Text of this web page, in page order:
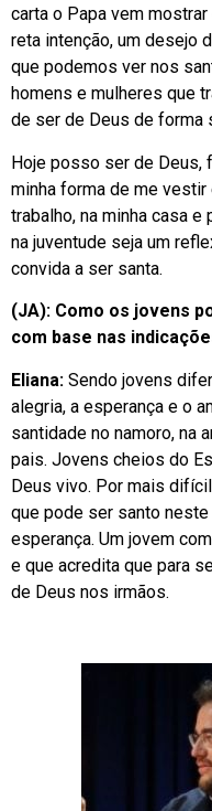
carta o Papa vem
reta intenção, um desejo
que podemos ver nos
homens e mulheres que
de ser de Deus de forma
Hoje posso ser de Deus,
minha forma de me vestir
trabalho, na minha casa e
na juventude seja um
convida a ser santa.
(JA): Como os jovens
com base nas
Eliana: Sendo jovens
alegria, a esperança e o
santidade no namoro, na
pais. Jovens cheios do
Deus vivo. Por mais
que pode ser santo
esperança. Um jovem
e que acredita que para
de Deus nos irmãos.